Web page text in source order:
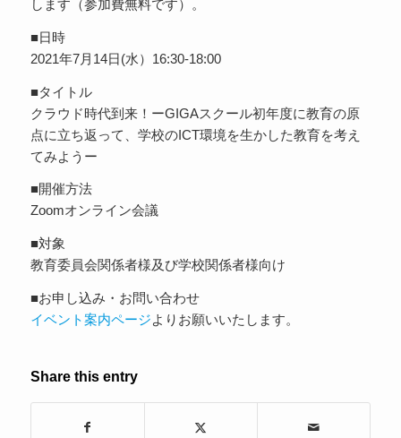
します（参加費無料です）。
■日時
2021年7月14日(水）16:30-18:00
■タイトル
クラウド時代到来！ーGIGAスクール初年度に教育の原
点に立ち返って、学校のICT環境を生かした教育を考え
てみようー
■開催方法
Zoomオンライン会議
■対象
教育委員会関係者様及び学校関係者様向け
■お申し込み・お問い合わせ
イベント案内ページよりお願いいたします。
Share this entry